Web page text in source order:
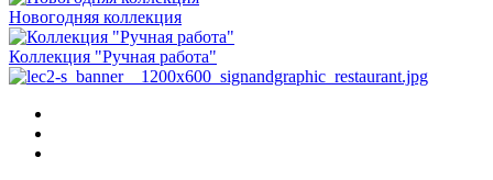
Новогодняя коллекция
Коллекция "Ручная работа"